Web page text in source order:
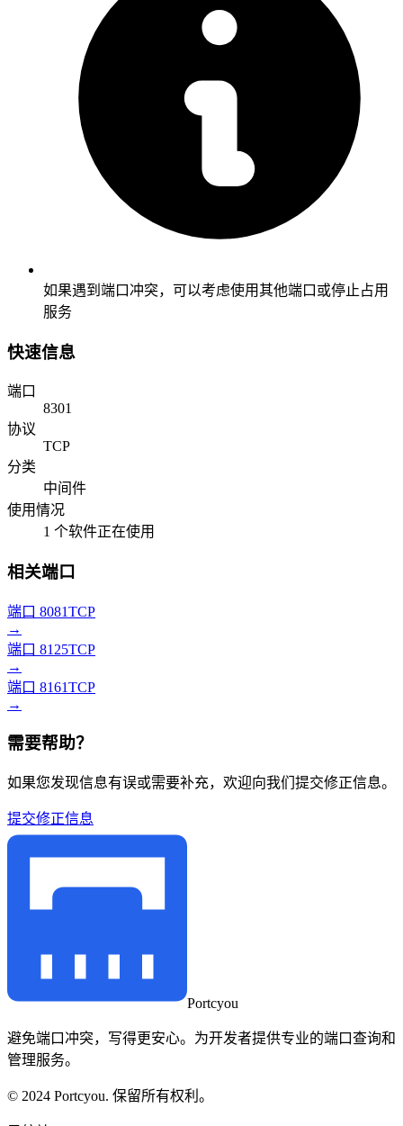
如果遇到端口冲突，可以考虑使用其他端口或停止占用
服务
快速信息
端口
8301
协议
TCP
分类
中间件
使用情况
1 个软件正在使用
相关端口
端口 8081TCP
→
端口 8125TCP
→
端口 8161TCP
→
需要帮助？
如果您发现信息有误或需要补充，欢迎向我们提交修正信息。
提交修正信息
Portcyou
避免端口冲突，写得更安心。为开发者提供专业的端口查询和
管理服务。
© 2024 Portcyou. 保留所有权利。